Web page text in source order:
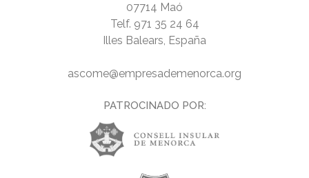
07714 Maó
Telf. 971 35 24 64
Illes Balears, España
ascome@empresademenorca.org
PATROCINADO POR: